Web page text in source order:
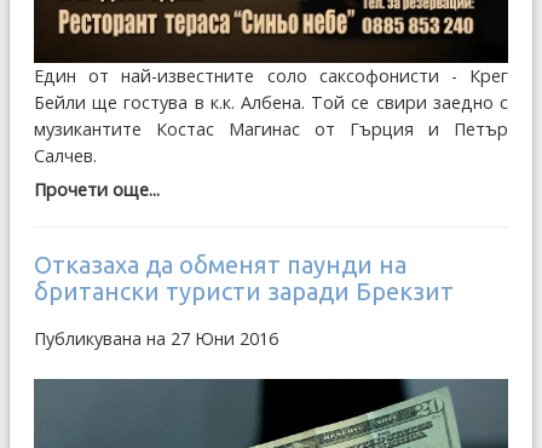
Един от най-известните соло саксофонисти - Крег
Бейли ще гостува в к.к. Албена. Той се свири заедно с
музикантите Костас Магинас от Гърция и Петър
Салчев.
Прочети още...
Отказаха да обменят паунди на
британски туристи заради Брекзит
Публикувана на 27 Юни 2016